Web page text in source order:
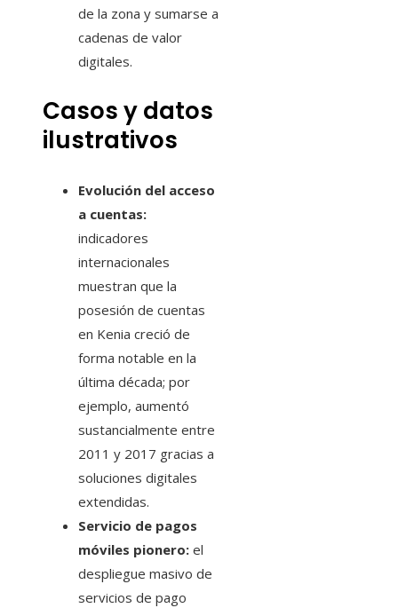
de la zona y sumarse a
cadenas de valor
digitales.
Casos y datos
ilustrativos
Evolución del acceso
a cuentas:
indicadores
internacionales
muestran que la
posesión de cuentas
en Kenia creció de
forma notable en la
última década; por
ejemplo, aumentó
sustancialmente entre
2011 y 2017 gracias a
soluciones digitales
extendidas.
Servicio de pagos
móviles pionero: el
despliegue masivo de
servicios de pago